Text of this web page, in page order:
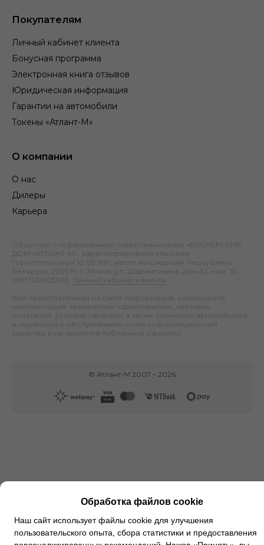
Покупателям
Личный кабинет клиента
Бонусная программа
Электронная книга отзывов
Юридическая информация
Гарантии на автомобили
Токены «Атлант-М»
О компании
О нас
Дилеры
Карьера
Общество с ограниченной ответственностью «БРОКЕРСКИЙ
ДОМ «АТЛАНТ-М», зарегистрировано Минским
горисполкомом 10.09.1991; место нахождения: Республика
Беларусь, 220019, г. Минск, ул. Шаранговича, дом 22, ком. 10;
УНП 100023303.
Личный кабинет клиента
Вся представленная на сайте информация, касающаяся
комплектаций, технических характеристик, цветовых
сочетаний, условий гарантии, а также стоимости автомобилей
и сервисного обслуживания носит информационный
характер и не является публичной офертой.
© Атлант-М 2007 – 2026
Обработка файлов cookie
Наш сайт использует файлы cookie для улучшения
пользовательского опыта, сбора статистики и предоставления